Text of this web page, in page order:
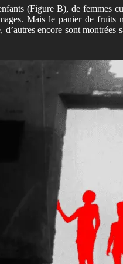
(Figure B), de femmes
Mais le panier de fruits
encore sont